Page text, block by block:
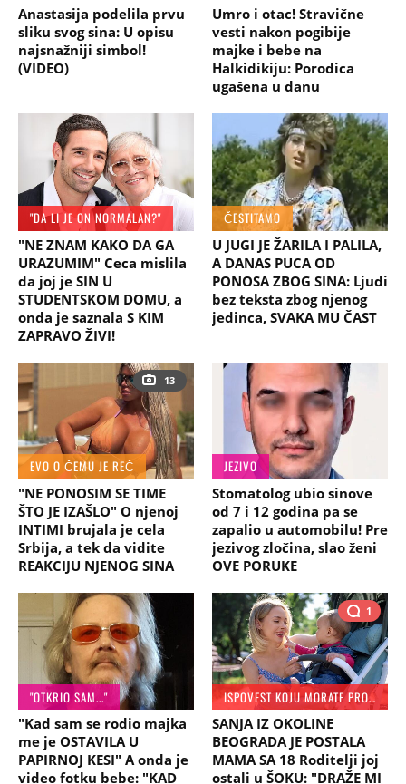
Anastasija podelila prvu
sliku svog sina: U opisu
najsnažniji simbol!
(VIDEO)
Umro i otac! Stravične
vesti nakon pogibije
majke i bebe na
Halkidikiju: Porodica
ugašena u danu
"DA LI JE ON NORMALAN?"
"NE ZNAM KAKO DA GA
URAZUMIM" Ceca mislila
da joj je SIN U
STUDENTSKOM DOMU, a
onda je saznala S KIM
ZAPRAVO ŽIVI!
ČESTITAMO
U JUGI JE ŽARILA I PALILA,
A DANAS PUCA OD
PONOSA ZBOG SINA: Ljudi
bez teksta zbog njenog
jedinca, SVAKA MU ČAST
13
EVO O ČEMU JE REČ
"NE PONOSIM SE TIME
ŠTO JE IZAŠLO" O njenoj
INTIMI brujala je cela
Srbija, a tek da vidite
REAKCIJU NJENOG SINA
JEZIVO
Stomatolog ubio sinove
od 7 i 12 godina pa se
zapalio u automobilu! Pre
jezivog zločina, slao ženi
OVE PORUKE
"OTKRIO SAM..."
"Kad sam se rodio majka
me je OSTAVILA U
PAPIRNOJ KESI" A onda je
video fotku bebe: "KAD
1
ISPOVEST KOJU MORATE PROČITATI
SANJA IZ OKOLINE
BEOGRADA JE POSTALA
MAMA SA 18 Roditelji joj
ostali u ŠOKU: "DRAŽE MI